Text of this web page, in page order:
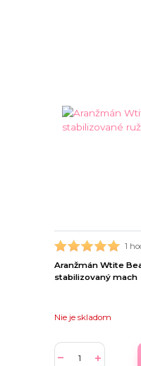
1
Aranžmán Wtite
stabilizovaný mach
Nie je skladom